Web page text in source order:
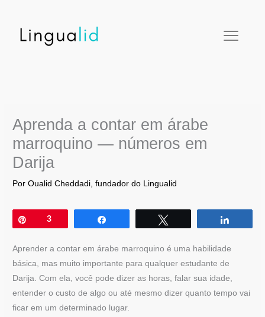
Aprenda a contar em árabe
marroquino — números em
Darija
PorOualid Cheddadi, fundador do Lingualid
3 Compartilhar
Aprender a contar em árabe marroquino é uma habilidade
básica, mas muito importante para qualquer estudante de
Darija. Com ela, você pode dizer as horas, falar sua idade,
entender o custo de algo ou até mesmo dizer quanto tempo vai
ficar em um determinado lugar.